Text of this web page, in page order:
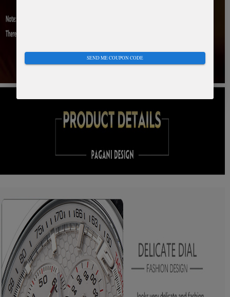
SEND ME COUPON CODE